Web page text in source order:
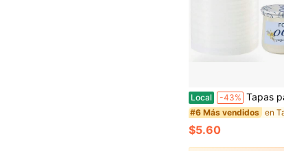
Local -43% Tapas para tarros de yogur Oui - Paquete de
#6 Más vendidos
$5.60